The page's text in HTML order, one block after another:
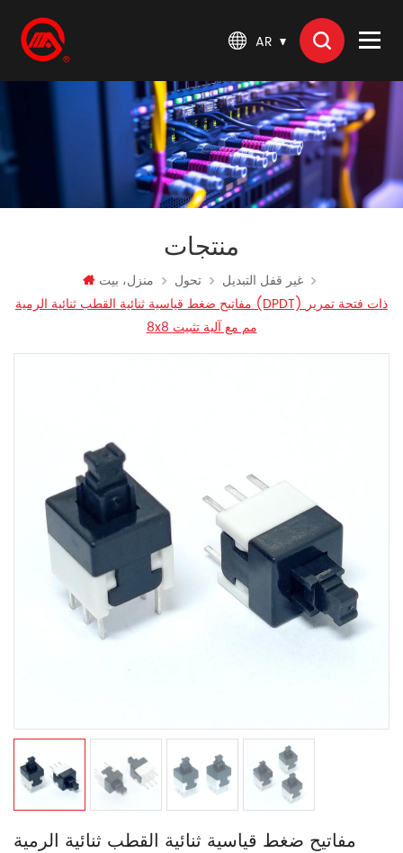
AR
منتجات
منزل، بيت تحول
غير قفل التبديل
مفاتيح ضغط قياسية ثنائية القطب ثنائية الرمية (DPDT) ذات فتحة تمرير
8x8 مم مع آلية تثبيت
مفاتيح ضغط قياسية ثنائية القطب ثنائية الرمية